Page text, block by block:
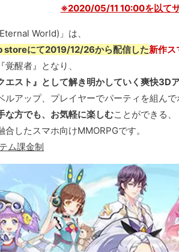
※2020/05/11 10:00を以て
World)」は、
storeにて2019/12/26から配信した新作ス
醒者』となり、
エスト』として解き明かしていく爽快3D
ルアップ、プレイヤーでパーティを組んで
な方でも、お気軽に楽しむことができる、
したスマホ向けMMORPGです。
ム課金制